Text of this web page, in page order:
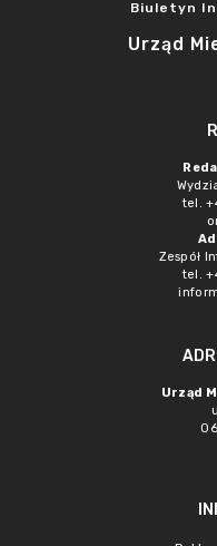
Biuletyn
Urząd
tel.
Zespół
tel.
Urząd